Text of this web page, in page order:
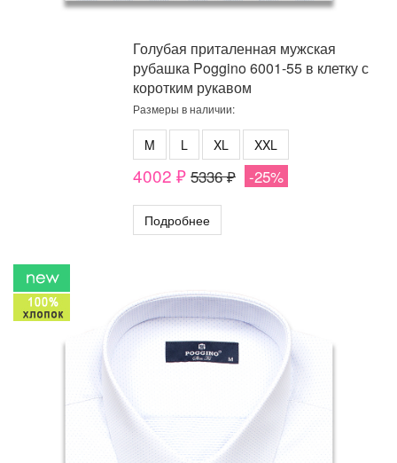
Голубая приталенная мужская
рубашка Poggino 6001-55 в клетку с
коротким рукавом
Размеры в наличии:
M L XL XXL
4002 ₽ 5336 ₽ -25%
Подробнее